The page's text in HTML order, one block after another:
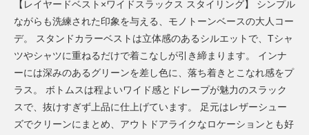
【レイヤードベスト×ワイドスラックス スタイリング】 シンプル
ながらも洗練された印象を与える、モノトーンベースの大人コー
デ。 スタンドカラーベストは立体感のあるシルエットで、Tシャ
ツやシャツに重ねるだけで着こなしが引き締まります。 インナ
ーには深みのあるグリーンを差し色に、落ち着きとこなれ感をプ
ラス。 ボトムスは程よいワイド感とドレープが魅力のスラック
スで、抜けすぎず上品に仕上げています。 足元はレザーシュー
ズでクリーンにまとめ、アウトドアライクなロケーションとも好